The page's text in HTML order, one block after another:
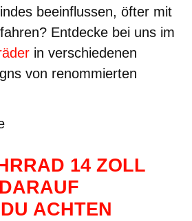
beeinflussen, öfter mit
Entdecke bei uns im
in verschiedenen
von renommierten
14 ZOLL
ACHTEN